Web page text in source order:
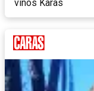
vinos Karas